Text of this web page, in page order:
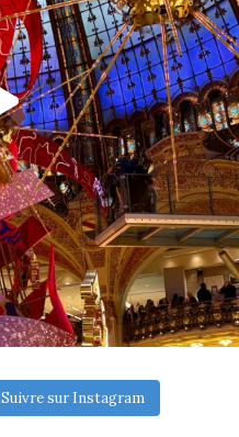
Suivre sur Instagram